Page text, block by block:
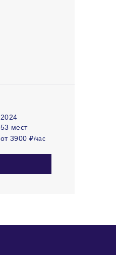
2024
53 мест
от 3900 ₽/час